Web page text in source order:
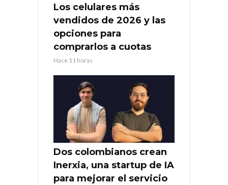
Los celulares más
vendidos de 2026 y las
opciones para
comprarlos a cuotas
Hace 11 horas
Dos colombianos crean
Inerxia, una startup de IA
para mejorar el servicio